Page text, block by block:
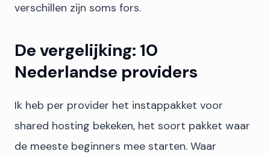
verschillen zijn soms fors.
De vergelijking: 10
Nederlandse providers
Ik heb per provider het instappakket voor
shared hosting bekeken, het soort pakket waar
de meeste beginners mee starten. Waar